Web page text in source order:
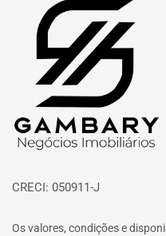
Página inicial
CRECI: 050911-J
Os valores, condições e